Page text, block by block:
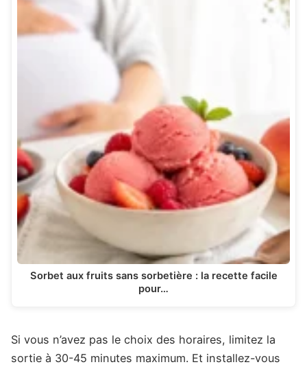
Sorbet aux fruits sans sorbetière : la recette facile
pour…
Si vous n’avez pas le choix des horaires, limitez la
sortie à 30-45 minutes maximum. Et installez-vous